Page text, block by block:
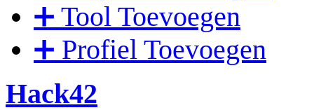
➕ Tool Toevoegen
➕ Profiel Toevoegen
Hack42